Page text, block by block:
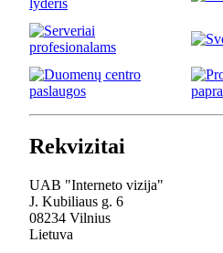
Rekvizitai
UAB "Interneto vizija"
J. Kubiliaus g. 6
08234 Vilnius
Lietuva